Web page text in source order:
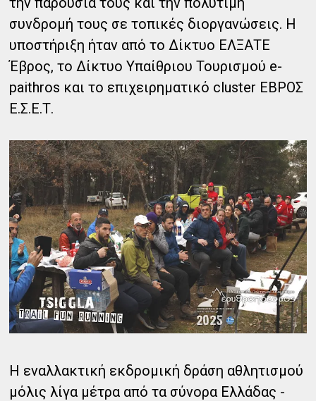
συνδρομή τους σε τοπικές διοργανώσεις. Η
υποστήριξη ήταν από το Δίκτυο ΕΛΞΑΤΕ
Έβρος, το Δίκτυο Υπαίθριου Τουρισμού e-
paithros και το επιχειρηματικό cluster ΕΒΡΟΣ
Ε.Σ.Ε.Τ.
Η εναλλακτική εκδρομική δράση αθλητισμού
μόλις λίγα μέτρα από τα σύνορα Ελλάδας -